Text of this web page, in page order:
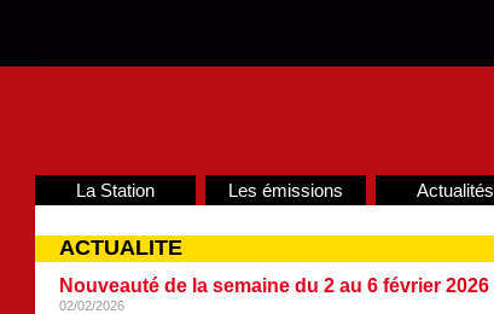
La Station Les émissions Actualités
ACTUALITE
Nouveauté de la semaine du 2 au 6 février 2026
02/02/2026